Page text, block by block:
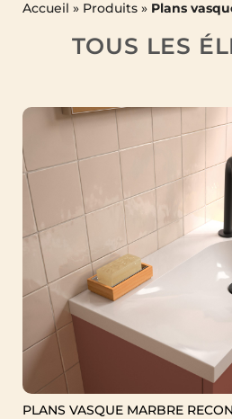
Accueil » Produits » Plans
TOUS LES
PLANS VASQUE MARBRE